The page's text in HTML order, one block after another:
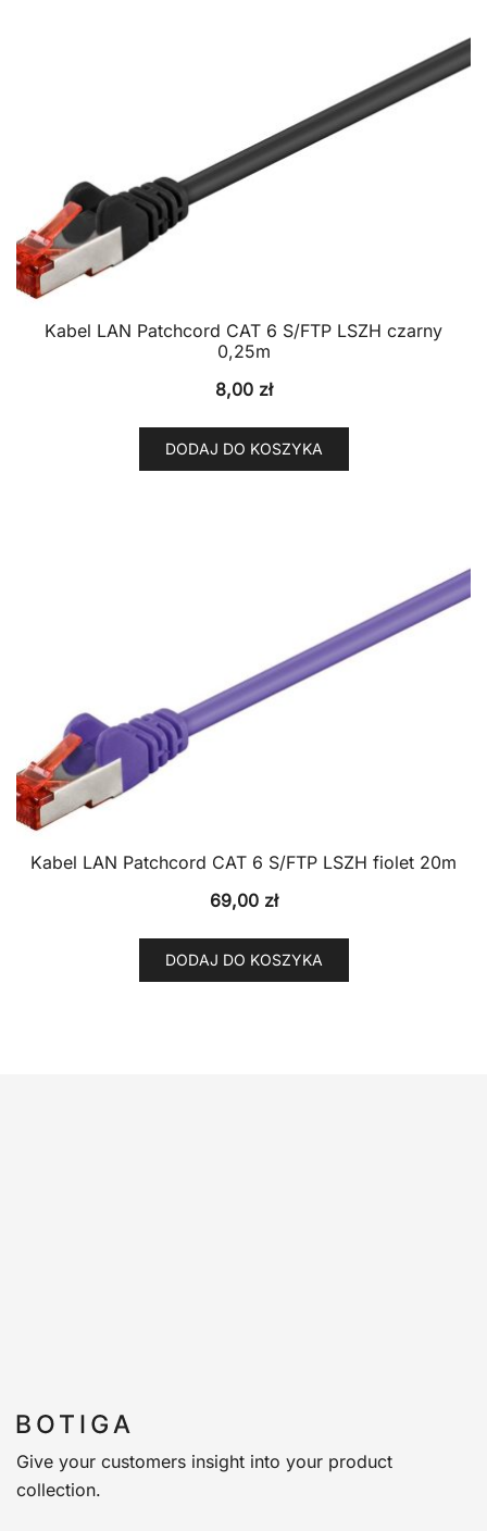
Kabel LAN Patchcord CAT 6 S/FTP LSZH czarny
0,25m
8,00 zł
DODAJ DO KOSZYKA
Kabel LAN Patchcord CAT 6 S/FTP LSZH fiolet 20m
69,00 zł
DODAJ DO KOSZYKA
Give your customers insight into your product
collection.